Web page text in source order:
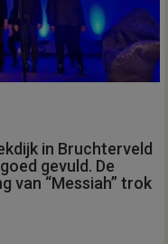
in Bruchterveld
gevuld. De
van “Messiah” trok